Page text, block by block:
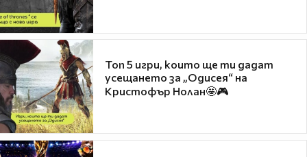
Топ 5 игри, които ще ти дадат
усещането за „Одисея“ на
Кристофър Нолан🤩🎮